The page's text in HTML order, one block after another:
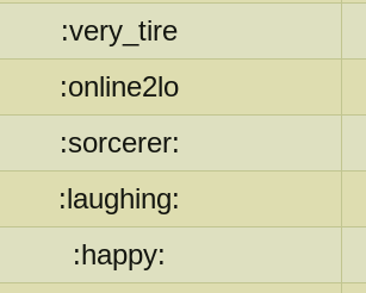
:very_tire
:online2lo
:sorcerer:
:laughing:
:happy: